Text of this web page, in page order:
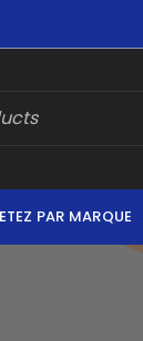
PAR MARQUE